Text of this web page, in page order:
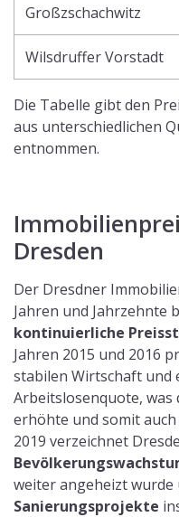
Großzschachwitz
Wilsdruffer Vorstadt
Die Tabelle gibt den
aus unterschiedlichen
entnommen.
Dresden
Der Dresdner
Jahren und Jahrzehnte
kontinuierliche
Jahren 2015 und 2016
stabilen Wirtschaft und
Arbeitslosenquote, was
erhöhte und somit
2019 verzeichnet
weiter angeheizt wurde
Sanierungsprojekte